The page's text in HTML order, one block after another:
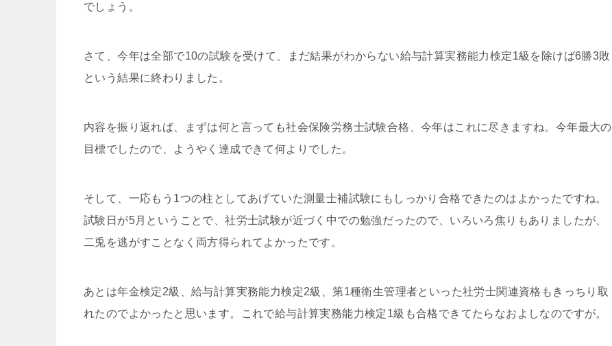
でしょう。
さて、今年は全部で10の試験を受けて、まだ結果がわからない給与計算実務能力検定1級を除けば6勝3敗
という結果に終わりました。
内容を振り返れば、まずは何と言っても社会保険労務士試験合格、今年はこれに尽きますね。今年最大の
目標でしたので、ようやく達成できて何よりでした。
そして、一応もう1つの柱としてあげていた測量士補試験にもしっかり合格できたのはよかったですね。
試験日が5月ということで、社労士試験が近づく中での勉強だったので、いろいろ焦りもありましたが、
二兎を逃がすことなく両方得られてよかったです。
あとは年金検定2級、給与計算実務能力検定2級、第1種衛生管理者といった社労士関連資格もきっちり取
れたのでよかったと思います。これで給与計算実務能力検定1級も合格できてたらなおよしなのですが。